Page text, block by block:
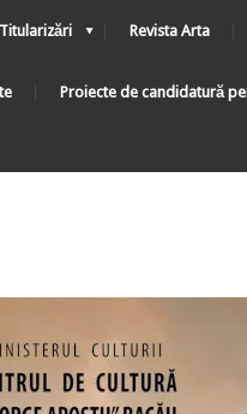
Revista Arta
Proiecte de candidatură